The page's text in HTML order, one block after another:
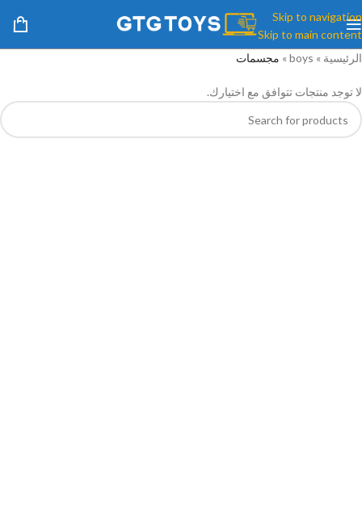
Skip to navigation
Skip to main content
الرئيسية »
boys
» مجسمات
لا توجد منتجات تتوافق مع اختيارك.